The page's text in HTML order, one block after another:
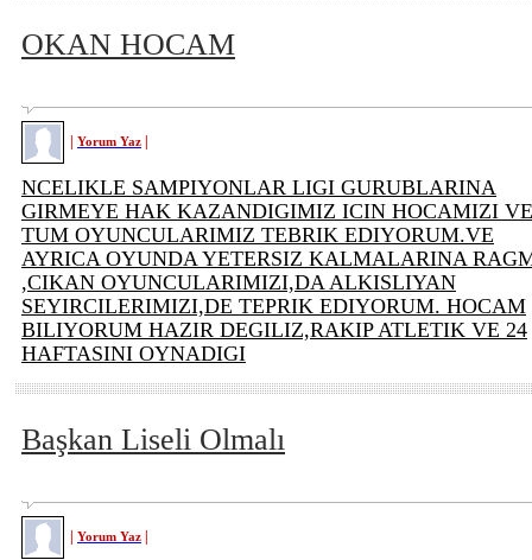
OKAN HOCAM
Yorum Yaz
NCELIKLE SAMPIYONLAR LIGI GURUBLARINA
GIRMEYE HAK KAZANDIGIMIZ ICIN HOCAMIZI VE
TUM OYUNCULARIMIZ TEBRIK EDIYORUM.VE
AYRICA OYUNDA YETERSIZ KALMALARINA
,CIKAN OYUNCULARIMIZI,DA ALKISLIYAN
SEYIRCILERIMIZI,DE TEPRIK EDIYORUM. HOCAM
BILIYORUM HAZIR DEGILIZ,RAKIP ATLETIK VE 24
HAFTASINI OYNADIGI
Başkan Liseli Olmalı
Yorum Yaz